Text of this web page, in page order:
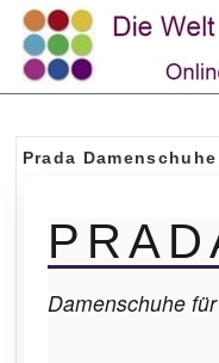
Prada Damenschuhe
Damenschuhe